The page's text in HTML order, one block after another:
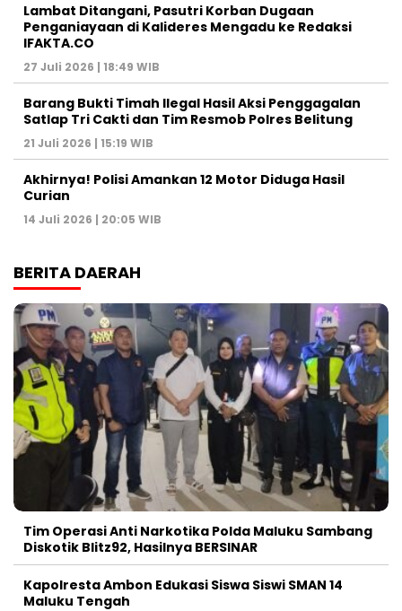
Lambat Ditangani, Pasutri Korban Dugaan
Penganiayaan di Kalideres Mengadu ke Redaksi
IFAKTA.CO
27 Juli 2026 | 18:49 WIB
Barang Bukti Timah Ilegal Hasil Aksi Penggagalan
Satlap Tri Cakti dan Tim Resmob Polres Belitung
21 Juli 2026 | 15:19 WIB
Akhirnya! Polisi Amankan 12 Motor Diduga Hasil
Curian
14 Juli 2026 | 20:05 WIB
BERITA DAERAH
Tim Operasi Anti Narkotika Polda Maluku Sambang
Diskotik Blitz92, Hasilnya BERSINAR
Kapolresta Ambon Edukasi Siswa Siswi SMAN 14
Maluku Tengah